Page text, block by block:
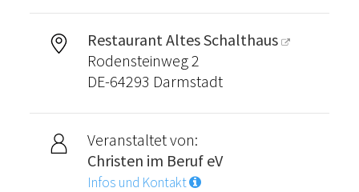
Restaurant Altes Schalthaus
Rodensteinweg 2
DE-64293 Darmstadt
Veranstaltet von:
Christen im Beruf eV
Infos und Kontakt